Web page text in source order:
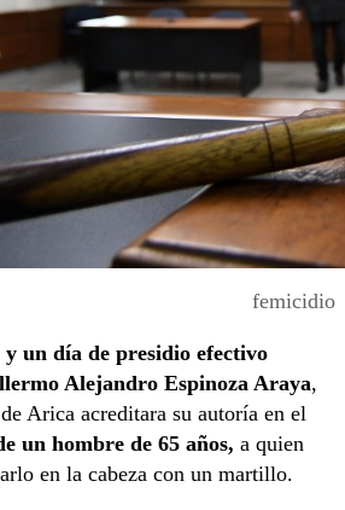
femicidio
y un día de presidio efectivo
Alejandro Espinoza Araya,
Arica acreditara su autoría en el
un hombre de 65 años, a quien
en la cabeza con un martillo.